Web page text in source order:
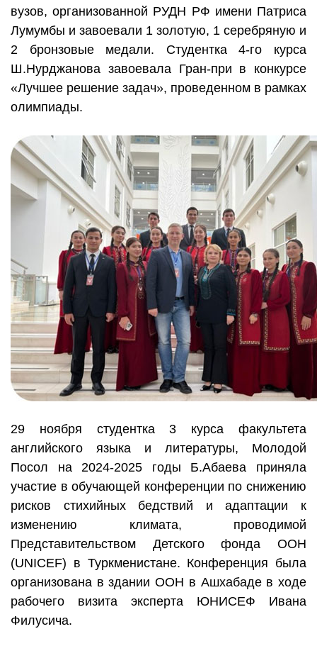
вузов, организованной РУДН РФ имени Патриса
Лумумбы и завоевали 1 золотую, 1 серебряную и
2 бронзовые медали. Студентка 4-го курса
Ш.Нурджанова завоевала Гран-при в конкурсе
«Лучшее решение задач», проведенном в рамках
олимпиады.
29 ноября студентка 3 курса факультета
английского языка и литературы, Молодой
Посол на 2024-2025 годы Б.Абаева приняла
участие в обучающей конференции по снижению
рисков стихийных бедствий и адаптации к
изменению климата, проводимой
Представительством Детского фонда ООН
(UNICEF) в Туркменистане. Конференция была
организована в здании ООН в Ашхабаде в ходе
рабочего визита эксперта ЮНИСЕФ Ивана
Филусича.